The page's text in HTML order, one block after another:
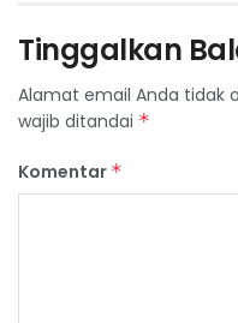
Tinggalkan
Alamat email Anda tidak
wajib ditandai *
Komentar *